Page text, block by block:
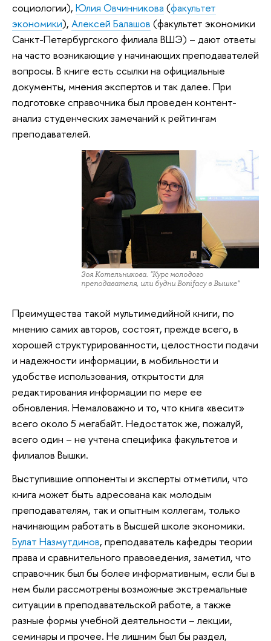
социологии), Юлия Овчинникова (факультет
экономики), Алексей Балашов (факультет экономики
Санкт-Петербургского филиала ВШЭ) – дают ответы
на часто возникающие у начинающих преподавателей
вопросы. В книге есть ссылки на официальные
документы, мнения экспертов и так далее. При
подготовке справочника был проведен контент-
анализ студенческих замечаний к рейтингам
преподавателей.
Зоя Котельникова. "Курс молодого
преподавателя, или будни Bonifacy в Вышке"
Преимущества такой мультимедийной книги, по
мнению самих авторов, состоят, прежде всего, в
хорошей структурированности, целостности подачи
и надежности информации, в мобильности и
удобстве использования, открытости для
редактирования информации по мере ее
обновления. Немаловажно и то, что книга «весит»
всего около 5 мегабайт. Недостаток же, пожалуй,
всего один – не учтена специфика факультетов и
филиалов Вышки.
Выступившие оппоненты и эксперты отметили, что
книга может быть адресована как молодым
преподавателям, так и опытным коллегам, только
начинающим работать в Высшей школе экономики.
Булат Назмутдинов, преподаватель кафедры теории
права и сравнительного правоведения, заметил, что
справочник был бы более информативным, если бы в
нем были рассмотрены возможные экстремальные
ситуации в преподавательской работе, а также
разные формы учебной деятельности – лекции,
семинары и прочее. Не лишним был бы раздел,